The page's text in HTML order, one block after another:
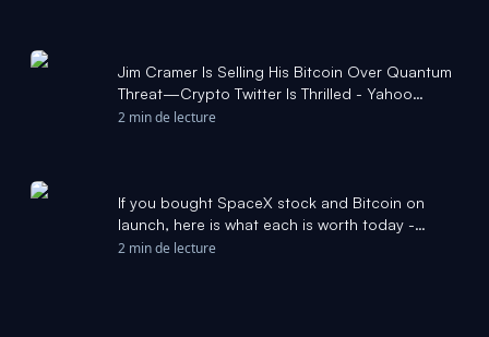
Jim Cramer Is Selling His Bitcoin Over Quantum
Threat—Crypto Twitter Is Thrilled - Yahoo
Finance
2 min de lecture
If you bought SpaceX stock and Bitcoin on
launch, here is what each is worth today -
Yahoo Finance
2 min de lecture